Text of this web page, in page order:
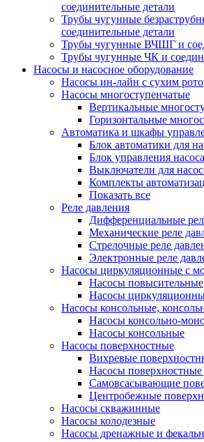
соединительные детали
Трубы чугунные
соединительные детали
Трубы чугунные ВЧШГ и
Трубы чугунные ЧК и
Насосы и насосное оборудование
Насосы ин-лайн с сухим
Насосы многоступенчатые
Вертикальные
Горизонтальные
Автоматика и шкафы
Блок автоматики для
Блок управления
Выключатели для
Комплекты
Показать все
Реле давления
Дифференциальные
Механические реле
Стрелочные реле
Электронные реле
Насосы циркуляционные с
Насосы повысительные
Насосы
Насосы консольные,
Насосы консольно-
Насосы консольные
Насосы поверхностные
Вихревые
Насосы поверхностные
Самовсасывающие
Центробежные
Насосы скважинные
Насосы колодезные
Насосы дренажные и